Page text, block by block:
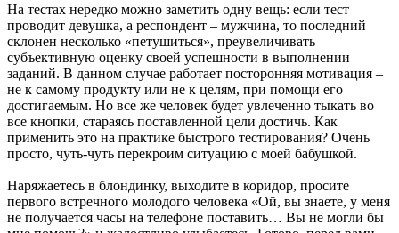
На тестах нередко можно заметить одну вещь: если тест
проводит девушка, а респондент – мужчина, то последний
склонен несколько «петушиться», преувеличивать
субъективную оценку своей успешности в выполнении
заданий. В данном случае работает посторонняя мотивация –
не к самому продукту или не к целям, при помощи его
достигаемым. Но все же человек будет увлеченно тыкать во
все кнопки, стараясь поставленной цели достичь. Как
применить это на практике быстрого тестирования? Очень
просто, чуть-чуть перекроим ситуацию с моей бабушкой.
Наряжаетесь в блондинку, выходите в коридор, просите
первого встречного молодого человека «Ой, вы знаете, у меня
не получается часы на телефоне поставить… Вы не могли бы